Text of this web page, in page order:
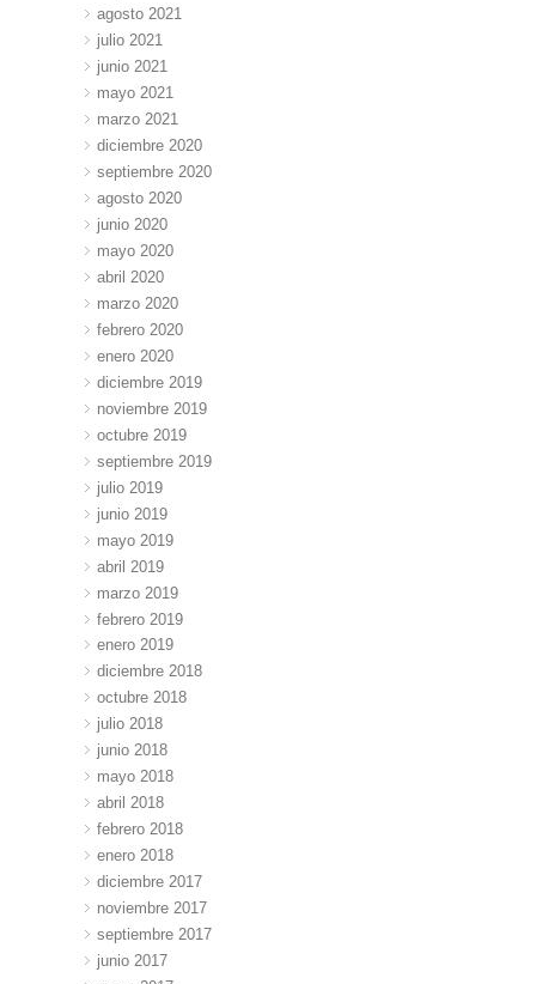
agosto 2021
julio 2021
junio 2021
mayo 2021
marzo 2021
diciembre 2020
septiembre 2020
agosto 2020
junio 2020
mayo 2020
abril 2020
marzo 2020
febrero 2020
enero 2020
diciembre 2019
noviembre 2019
octubre 2019
septiembre 2019
julio 2019
junio 2019
mayo 2019
abril 2019
marzo 2019
febrero 2019
enero 2019
diciembre 2018
octubre 2018
julio 2018
junio 2018
mayo 2018
abril 2018
febrero 2018
enero 2018
diciembre 2017
noviembre 2017
septiembre 2017
junio 2017